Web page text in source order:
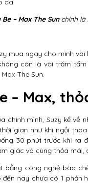
– Max The Sun chính là
mua ngay cho mình
còn là vài trăm
The Sun.
– Max,
chính mình, Suzy kể về
gian như khi ngồi
30 phút trước khi ra
giác vô cùng thỏa mái,
bằng công nghệ bào
đến nay chưa có 1